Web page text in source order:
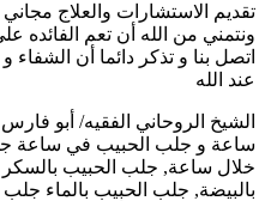
تقديم الاستشارات والعلاج
ونتمني من الله أن تعم الفائده
اتصل بنا و تذكر دائما أن الشفاء
عند الله
ساعة و جلب الحبيب في ساعة
خلال ساعة, جلب الحبيب
بالبيضة, جلب الحبيب بالماء